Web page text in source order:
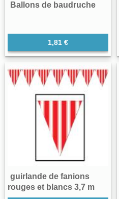
Ballons de baudruche
1,81 €
guirlande de fanions
rouges et blancs 3,7 m